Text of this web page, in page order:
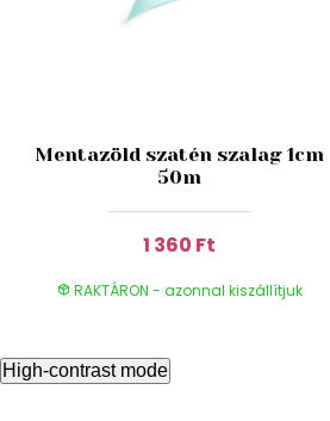
Mentazöld szatén szalag 1cm
50m
1 360 Ft
RAKTÁRON - azonnal kiszállítjuk
High-contrast mode